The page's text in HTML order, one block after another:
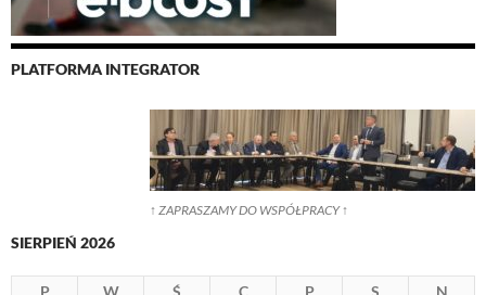
PLATFORMA INTEGRATOR
↑ ZAPRASZAMY DO WSPÓŁPRACY ↑
SIERPIEŃ 2026